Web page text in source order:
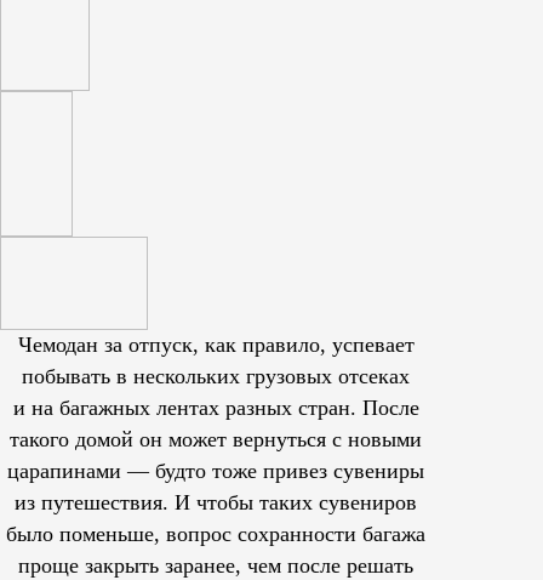
Чемодан за отпуск, как правило, успевает
побывать в нескольких грузовых отсеках
и на багажных лентах разных стран. После
такого домой он может вернуться с новыми
царапинами — будто тоже привез сувениры
из путешествия. И чтобы таких сувениров
было поменьше, вопрос сохранности багажа
проще закрыть заранее, чем после решать